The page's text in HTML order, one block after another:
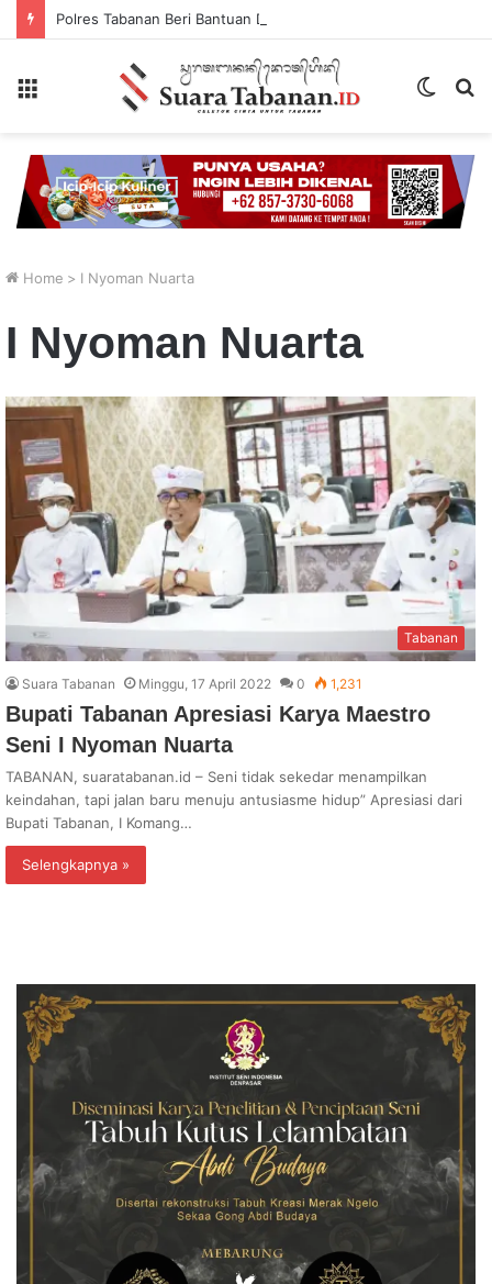
Switch
Home > I Nyoman Nuarta
I Nyoman Nuarta
Tabanan
Suara Tabanan Minggu, 17 April 2022 0 1,231
Bupati Tabanan Apresiasi Karya Maestro
Seni I Nyoman Nuarta
TABANAN, suaratabanan.id – Seni tidak sekedar menampilkan
keindahan, tapi jalan baru menuju antusiasme hidup” Apresiasi dari
Bupati Tabanan, I Komang…
Selengkapnya »